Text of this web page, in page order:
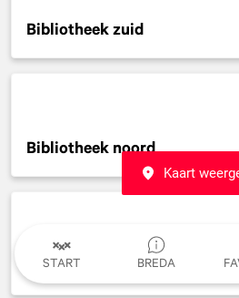
Bibliotheek zuid
Bibliotheek noord
VVD Afdeling Breda
Kaart
START BREDA